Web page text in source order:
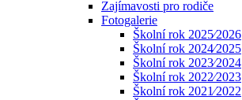
Zajímavosti pro rodiče
Fotogalerie
Školní rok 2025⁄2026
Školní rok 2024⁄2025
Školní rok 2023⁄2024
Školní rok 2022⁄2023
Školní rok 2021⁄2022